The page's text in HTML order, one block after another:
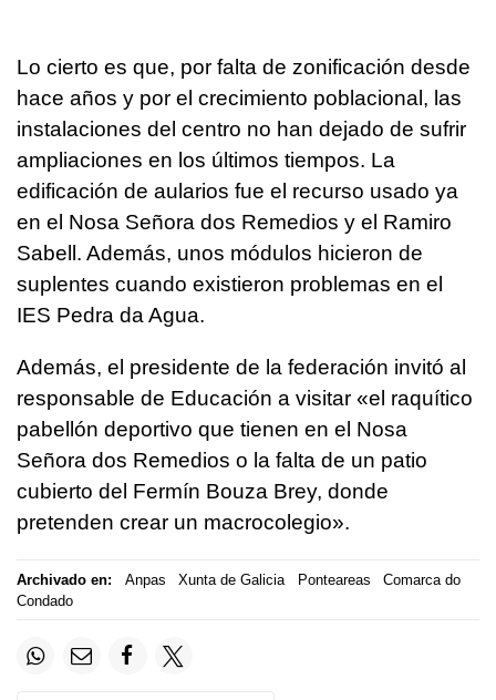
Lo cierto es que, por falta de zonificación desde
hace años y por el crecimiento poblacional, las
instalaciones del centro no han dejado de sufrir
ampliaciones en los últimos tiempos. La
edificación de aularios fue el recurso usado ya
en el Nosa Señora dos Remedios y el Ramiro
Sabell. Además, unos módulos hicieron de
suplentes cuando existieron problemas en el
IES Pedra da Agua.
Además, el presidente de la federación invitó al
responsable de Educación a visitar «el raquítico
pabellón deportivo que tienen en el Nosa
Señora dos Remedios o la falta de un patio
cubierto del Fermín Bouza Brey, donde
pretenden crear un macrocolegio».
Archivado en: Anpas Xunta de Galicia Ponteareas
Comarca do
Condado